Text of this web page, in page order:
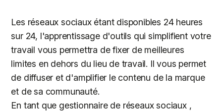
Les réseaux sociaux étant disponibles 24 heures
sur 24, l'apprentissage d'outils qui simplifient votre
travail vous permettra de fixer de meilleures
limites en dehors du lieu de travail. Il vous permet
de diffuser et d'amplifier le contenu de la marque
et de sa communauté.
En tant que gestionnaire de réseaux sociaux ,